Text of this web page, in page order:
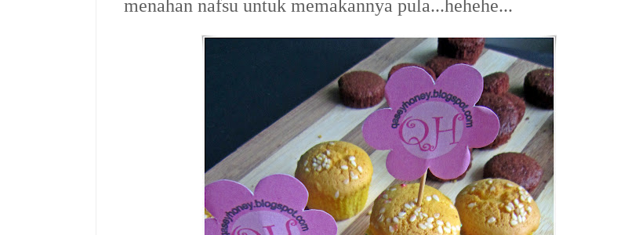
menahan nafsu untuk memakannya pula...hehehe...